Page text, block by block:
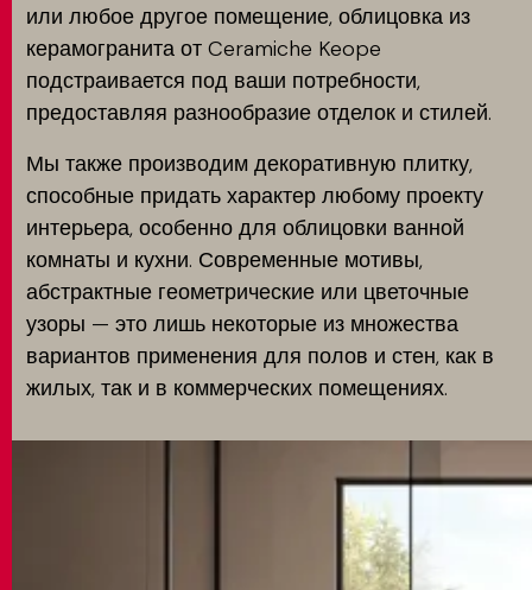
или любое другое помещение, облицовка из
керамогранита от Ceramiche Keope
подстраивается под ваши потребности,
предоставляя разнообразие отделок и стилей.
Мы также производим декоративную плитку,
способные придать характер любому проекту
интерьера, особенно для облицовки ванной
комнаты и кухни. Современные мотивы,
абстрактные геометрические или цветочные
узоры — это лишь некоторые из множества
вариантов применения для полов и стен, как в
жилых, так и в коммерческих помещениях.